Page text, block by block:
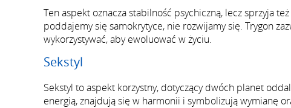
Ten aspekt oznacza stabilność psychiczną, lecz sprzyja
poddajemy się samokrytyce, nie rozwijamy się. Trygon
wykorzystywać, aby ewoluować w życiu.
Sekstyl
Sekstyl to aspekt korzystny, dotyczący dwóch planet
energią, znajdują się w harmonii i symbolizują wymianę